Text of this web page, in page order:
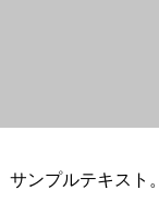
ンプルテキスト。